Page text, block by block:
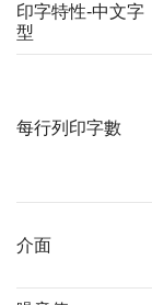
印字特性-中文字
型
每行列印字數
介面